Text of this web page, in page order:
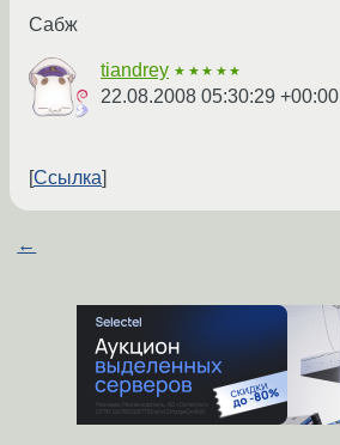
Сабж
tiandrey ★★★★★
22.08.2008 05:30:29 +00:00
Ссылка
←